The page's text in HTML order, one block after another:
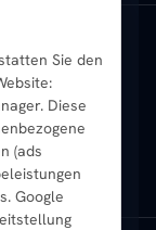
Sie den
Diese
(ads
Google
Schwarz
Angebote